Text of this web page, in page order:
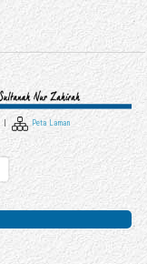
Peta Laman